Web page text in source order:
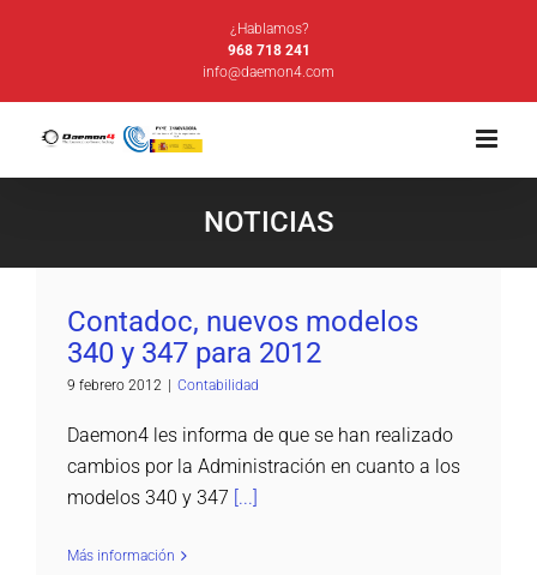
¿Hablamos?
968 718 241
info@daemon4.com
NOTICIAS
2012
Contadoc, nuevos modelos
340 y 347 para 2012
9 febrero 2012 Contabilidad
Daemon4 les informa de que se han realizado
cambios por la Administración en cuanto a los
modelos 340 y 347 [...]
Más información